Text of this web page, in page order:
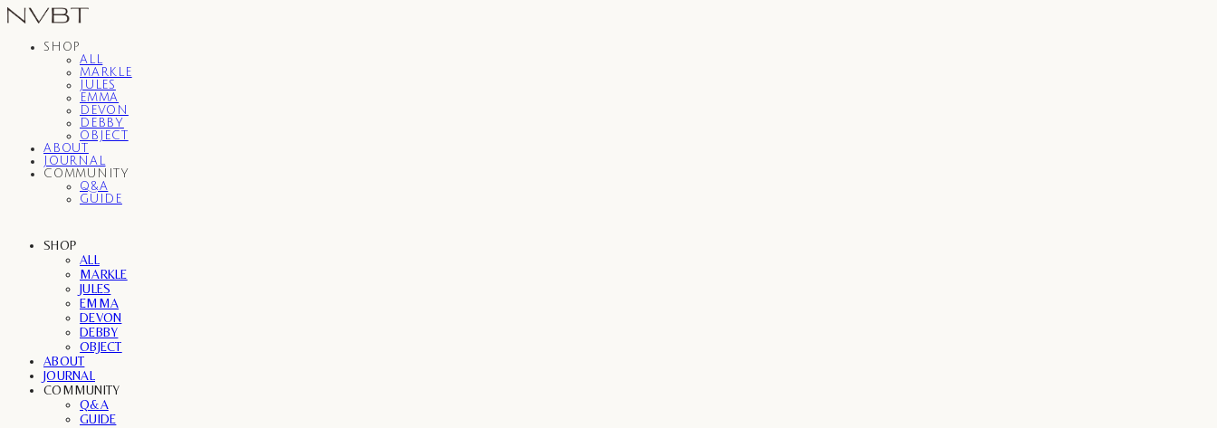
SHOP
ALL
MARKLE
JULES
EMMA
DEVON
DEBBY
OBJECT
ABOUT
JOURNAL
COMMUNITY
Q&A
GUIDE
SHOP
ALL
MARKLE
JULES
EMMA
DEVON
DEBBY
OBJECT
ABOUT
JOURNAL
COMMUNITY
Q&A
GUIDE